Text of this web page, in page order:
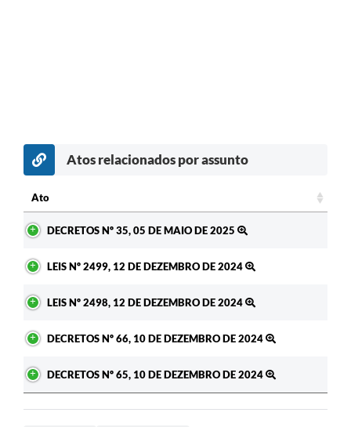
Atos relacionados por assunto
Ato
DECRETOS Nº 35, 05 DE MAIO DE 2025
LEIS Nº 2499, 12 DE DEZEMBRO DE 2024
LEIS Nº 2498, 12 DE DEZEMBRO DE 2024
DECRETOS Nº 66, 10 DE DEZEMBRO DE 2024
DECRETOS Nº 65, 10 DE DEZEMBRO DE 2024